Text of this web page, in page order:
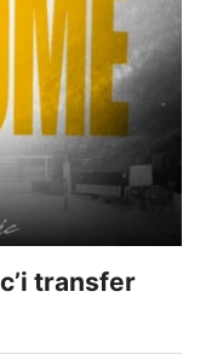
transfer